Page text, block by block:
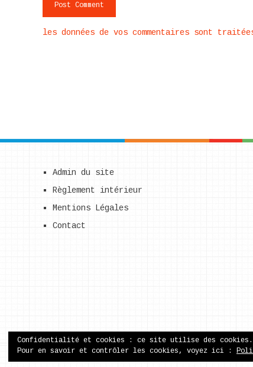
les données de vos commentaires sont
Admin du site
Règlement intérieur
Mentions Légales
Contact
Copyright © 2026.
Confidentialité et cookies : ce site utilise des
Pour en savoir et contrôler les cookies, voyez ici :